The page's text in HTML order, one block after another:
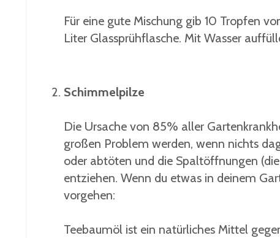
Für eine gute Mischung gib 10 Tropfen
Liter Glassprühflasche. Mit Wasser
Schimmelpilze
Die Ursache von 85% aller
großen Problem werden, wenn nichts
oder abtöten und die Spaltöffnungen
entziehen. Wenn du etwas in deinem
vorgehen:
Teebaumöl ist ein natürliches Mittel